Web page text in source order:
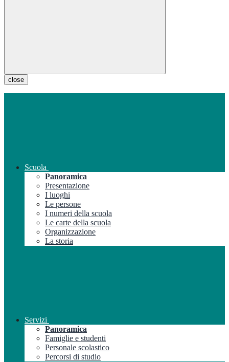
close
Scuola
Panoramica
Presentazione
I luoghi
Le persone
I numeri della scuola
Le carte della scuola
Organizzazione
La storia
Servizi
Panoramica
Famiglie e studenti
Personale scolastico
Percorsi di studio